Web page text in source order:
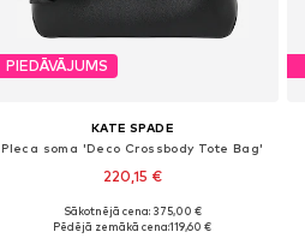
PIEDĀVĀJUMS
KATE SPADE
Pleca soma 'Deco Crossbody Tote Bag'
220,15 €
Pieejamie izmēri: One Size
Sākotnējā cena: 375,00 €
Pēdējā zemākā cena:119,60 €